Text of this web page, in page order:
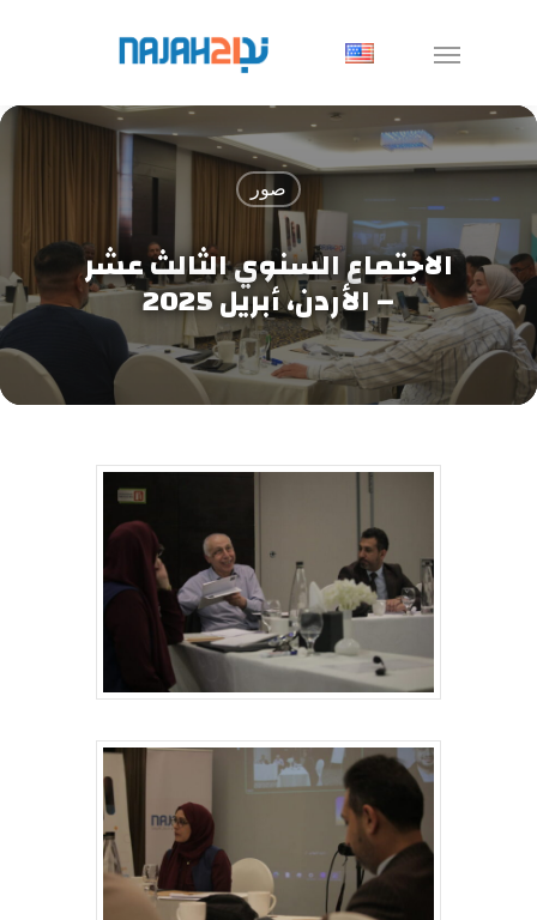
صور
الاجتماع السنوي الثالث عشر
– الأردن، أبريل 2025